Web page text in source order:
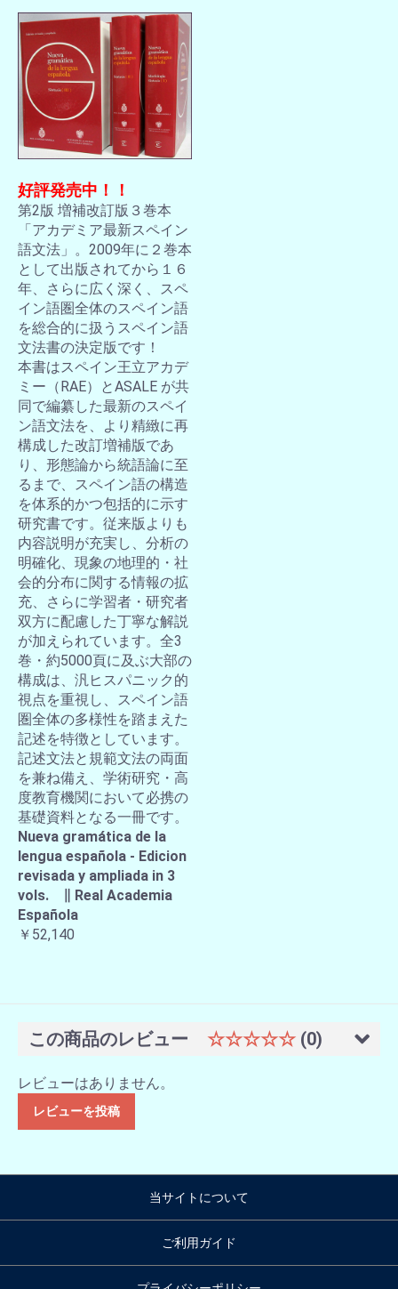
好評発売中！！
第2版 増補改訂版３巻本
「アカデミア最新スペイン
語文法」。2009年に２巻本
として出版されてから１６
年、さらに広く深く、スペ
イン語圏全体のスペイン語
を総合的に扱うスペイン語
文法書の決定版です！
本書はスペイン王立アカデ
ミー（RAE）とASALE が共
同で編纂した最新のスペイ
ン語文法を、より精緻に再
構成した改訂増補版であ
り、形態論から統語論に至
るまで、スペイン語の構造
を体系的かつ包括的に示す
研究書です。従来版よりも
内容説明が充実し、分析の
明確化、現象の地理的・社
会的分布に関する情報の拡
充、さらに学習者・研究者
双方に配慮した丁寧な解説
が加えられています。全3
巻・約5000頁に及ぶ大部の
構成は、汎ヒスパニック的
視点を重視し、スペイン語
圏全体の多様性を踏まえた
記述を特徴としています。
記述文法と規範文法の両面
を兼ね備え、学術研究・高
度教育機関において必携の
基礎資料となる一冊です。
Nueva gramática de la
lengua española - Edicion
revisada y ampliada in 3
vols. ∥ Real Academia
Española
￥52,140
この商品のレビュー ☆☆☆☆☆ (0)
レビューはありません。
レビューを投稿
当サイトについて
ご利用ガイド